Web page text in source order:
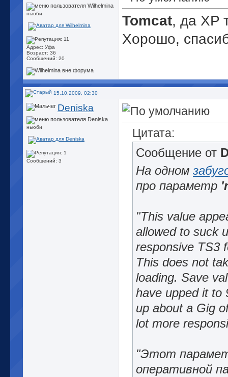
ньюби
Адрес: Уфа
Возраст: 36
Сообщений: 20
Tomcat, да XP
Хорошо,
15.10.2009, 02:30
Deniska
ньюби
Сообщений: 3
Цитата:
Сообщение от
На одном
про параметр
"This value
allowed to suck
responsive TS3
This does not
loading. Save
have upped it to
up about a Gig
lot more
"Этот
оперативной